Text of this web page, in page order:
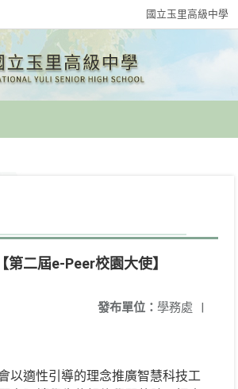
國立玉里高級中學
第二屆e-Peer校園大使】
發布單位： 學務處 |
以適性引導的理念推廣智慧科技工